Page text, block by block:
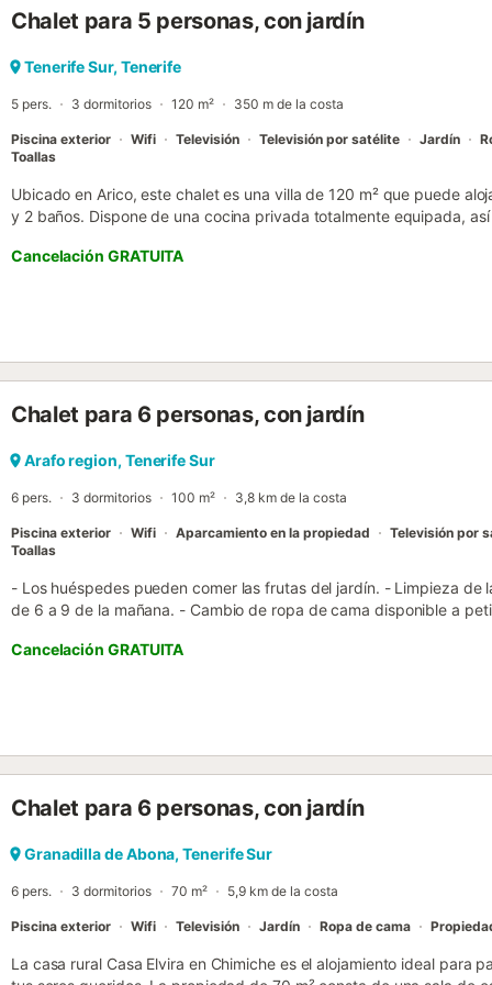
es utilizable ni alquilable para la celebración de cumpleaños ni
ni celebrar eventos. Este alquiler cuenta con características de
menores de 25 años....
Chalet para 5 personas, con jardín
Tenerife Sur, Tenerife
5 pers. 3 dormitorios 120 m² 350 m de la costa
Piscina exterior Wifi Televisión Televisión por satélite Jardín
Toallas
Ubicado en Arico, este chalet es una villa de 120 m² que puede
y 2 baños. Dispone de una cocina privada totalmente equipada,
jardín privado con vistas al mar y varias zonas al aire libre,
piscina privada al aire libre y la ducha exterior añaden comodidad
barbacoa privada permite disfrutar de comidas al aire libre. El
de manera compartida. La propiedad está convenientemente
transporte público. Tened en cuenta que no se permiten eventos
Cancelación GRATUITA
Chalet para 6 personas, con jardín
Arafo region, Tenerife Sur
6 pers. 3 dormitorios 100 m² 3,8 km de la costa
Piscina exterior Wifi Aparcamiento en la propiedad Televisión por
Toallas
- Los huéspedes pueden comer las frutas del jardín. - Limpieza de
de 6 a 9 de la mañana. - Cambio de ropa de cama disponible a
privacidad de los huéspedes. Situada en la provincia de Santa Cruz
esta villa ofrece una hermosa vista a la montaña. Consta de un
dormitorios y 1 baño, con capacidad para 6 personas. La villa
lavadora y la plancha se encuentran en la zona común. Disfrute
centro comercial con varios supermercados, restaurantes y bares.
en coche o 7 km. El aeropuerto está a 35 minutos en coche (46
Cancelación GRATUITA
Chalet para 6 personas, con jardín
Granadilla de Abona, Tenerife Sur
6 pers. 3 dormitorios 70 m² 5,9 km de la costa
Piscina exterior Wifi Televisión Jardín Ropa de cama
La casa rural Casa Elvira en Chimiche es el alojamiento ideal para